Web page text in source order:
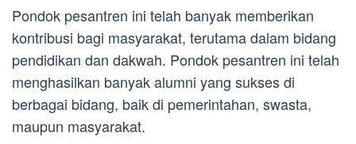
Pondok pesantren ini telah banyak memberikan
kontribusi bagi masyarakat, terutama dalam bidang
pendidikan dan dakwah. Pondok pesantren ini telah
menghasilkan banyak alumni yang sukses di
berbagai bidang, baik di pemerintahan, swasta,
maupun masyarakat.